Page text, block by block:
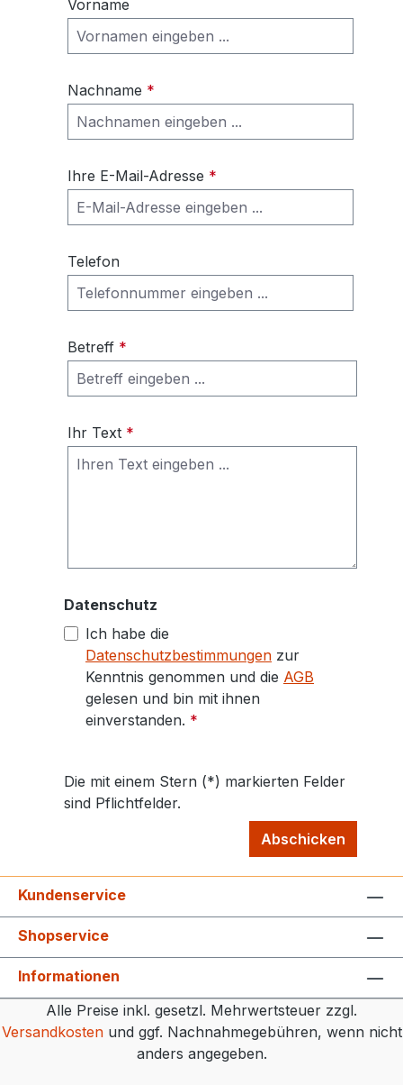
Vorname
Nachname *
Ihre E-Mail-Adresse *
Telefon
Betreff *
Ihr Text *
Datenschutz
Ich habe die
Datenschutzbestimmungen zur
Kenntnis genommen und die AGB
gelesen und bin mit ihnen
einverstanden. *
Die mit einem Stern (*) markierten Felder
sind Pflichtfelder.
Abschicken
Kundenservice
Shopservice
Informationen
Alle Preise inkl. gesetzl. Mehrwertsteuer zzgl.
Versandkostenund ggf. Nachnahmegebühren, wenn nicht
anders angegeben.